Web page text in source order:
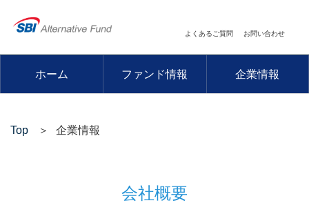
よくあるご質問 お問い合わせ
ホーム ファンド情報 企業情報
Top 企業情報
会社概要